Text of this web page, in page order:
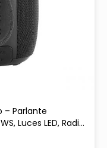
– Parlante
Luces LED, Radio
de Música